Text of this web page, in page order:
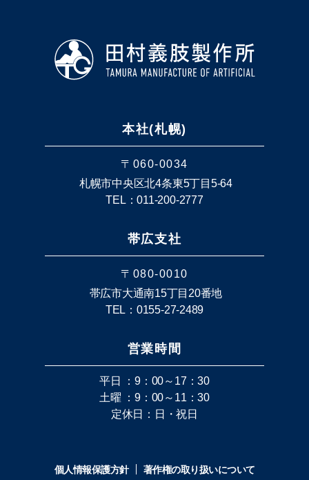
本社(札幌)
〒060-0034
札幌市中央区北4条東5丁目5-64
TEL：011-200-2777
帯広支社
〒080-0010
帯広市大通南15丁目20番地
TEL：0155-27-2489
営業時間
平日 ：9：00～17：30
土曜 ：9：00～11：30
定休日：日・祝日
個人情報保護方針 著作権の取り扱いについて